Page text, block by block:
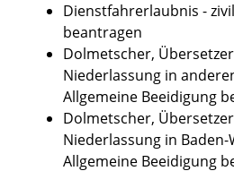
Dienstfahrerlaubnis -
beantragen
Dolmetscher,
Niederlassung in
Allgemeine Beeidigung
Dolmetscher,
Niederlassung in
Allgemeine Beeidigung